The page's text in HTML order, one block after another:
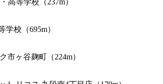
学校（695m）
市ヶ谷麹町（224m）